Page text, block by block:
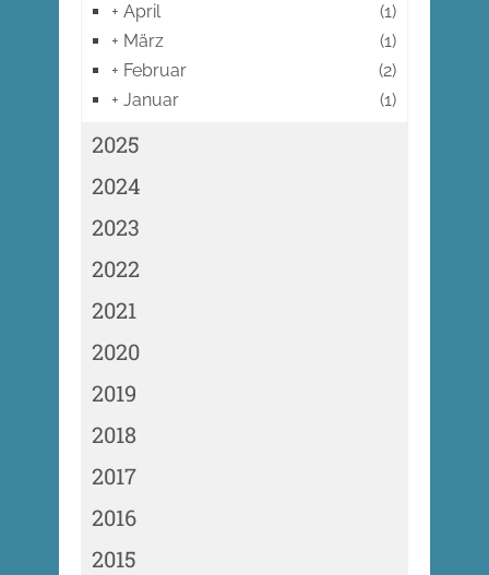
+ April
(1)
+ März
(1)
+ Februar
(2)
+ Januar (1)
2025
2024
2023
2022
2021
2020
2019
2018
2017
2016
2015